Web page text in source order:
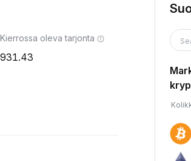
Kierrossa oleva tarjonta
931.43